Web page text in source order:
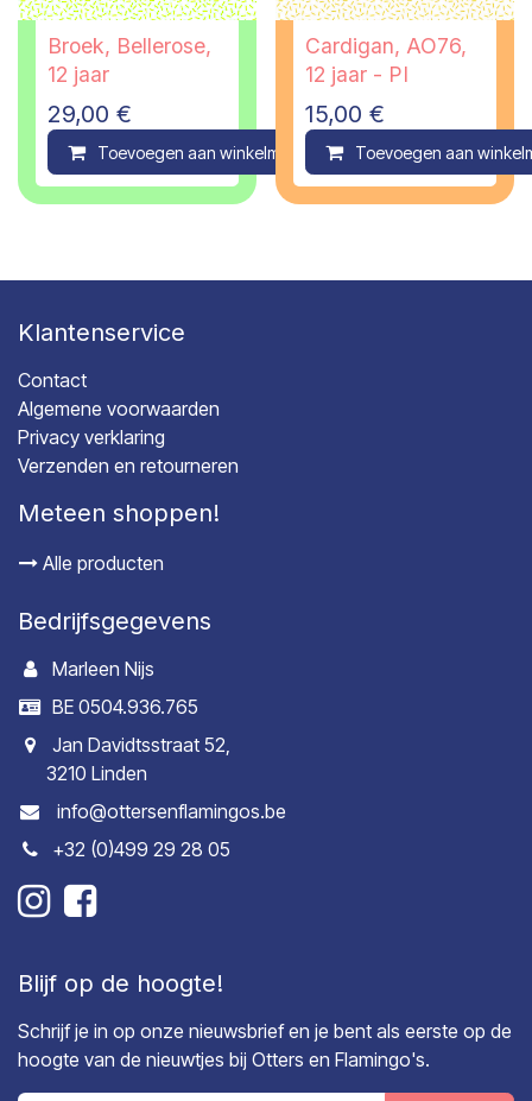
Broek, Bellerose,
12 jaar
29,00 €
Toevoegen aan winkelmandje Compare
Cardigan, AO76,
12 jaar - PI
15,00 €
Toevoegen aan
Klantenservice
Contact
Algemene voorwaarden
Privacy verklaring
Verzenden en retourneren
Meteen shoppen!
Alle producten
Bedrijfsgegevens
Marleen Nijs
BE 0504.936.765
Jan Davidtsstraat 52,
3210 Linden
info@ottersenflamingos.be
+32 (0)499 29 28 05
Blijf op de hoogte!
Schrijf je in op onze nieuwsbrief en je bent als eerste op de
hoogte van de nieuwtjes bij Otters en Flamingo's.